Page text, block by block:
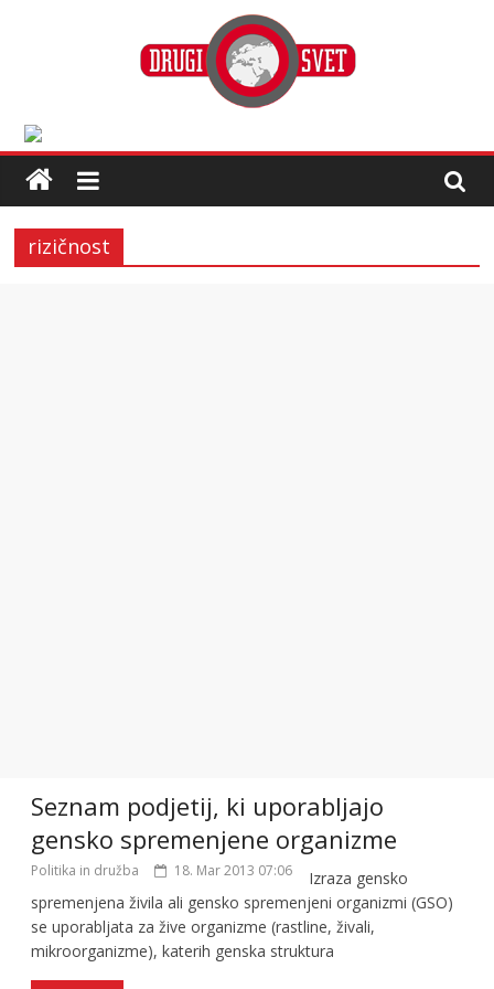
rizičnost
Seznam podjetij, ki uporabljajo
gensko spremenjene organizme
Politika in družba 18. Mar 2013 07:06
Izraza gensko
spremenjena živila ali gensko spremenjeni organizmi (GSO)
se uporabljata za žive organizme (rastline, živali,
mikroorganizme), katerih genska struktura